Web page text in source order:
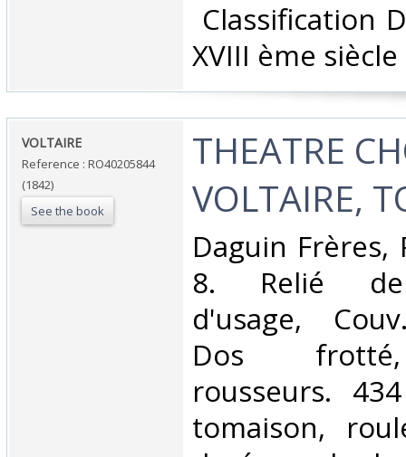
Classification
XVIII ème siècle‎
‎VOLTAIRE‎
Reference : RO40205844
(1842)
See the book
‎THEATRE
VOLTAIRE,
‎Daguin Frères,
8. Relié
d'usage,
Dos
rousseurs.
tomaison,